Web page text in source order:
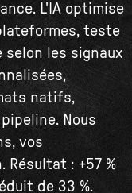
L'IA optimise
teste
les signaux
natifs,
Nous
vos
: +57 %
de 33 %.